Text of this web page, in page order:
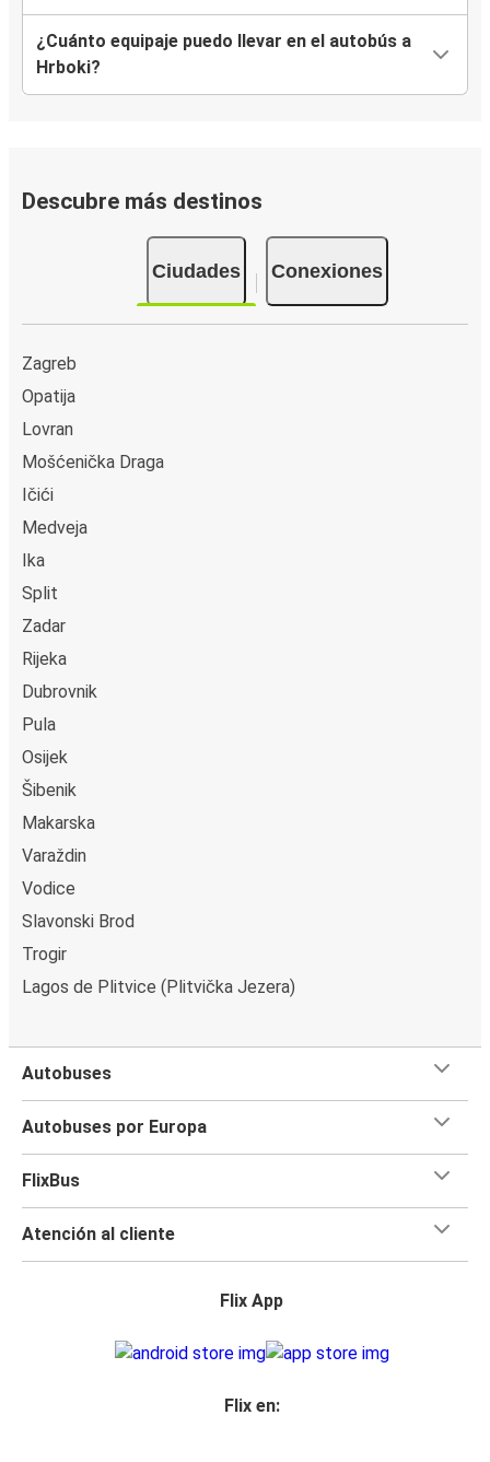
¿Cuánto equipaje puedo llevar en el autobús a
Hrboki?
Descubre más destinos
Ciudades Conexiones
Zagreb
Opatija
Lovran
Mošćenička Draga
Ičići
Medveja
Ika
Split
Zadar
Rijeka
Dubrovnik
Pula
Osijek
Šibenik
Makarska
Varaždin
Vodice
Slavonski Brod
Trogir
Lagos de Plitvice (Plitvička Jezera)
Autobuses
Autobuses por Europa
FlixBus
Atención al cliente
Flix App
Flix en: